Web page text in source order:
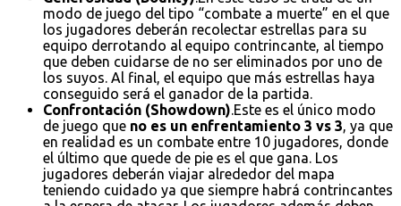
modo de juego del tipo “combate a muerte” en el que
los jugadores deberán recolectar estrellas para su
equipo derrotando al equipo contrincante, al tiempo
que deben cuidarse de no ser eliminados por uno de
los suyos. Al final, el equipo que más estrellas haya
conseguido será el ganador de la partida.
Confrontación (Showdown).Este es el único modo
de juego que no es un enfrentamiento 3 vs 3, ya que
en realidad es un combate entre 10 jugadores, donde
el último que quede de pie es el que gana. Los
jugadores deberán viajar alrededor del mapa
teniendo cuidado ya que siempre habrá contrincantes